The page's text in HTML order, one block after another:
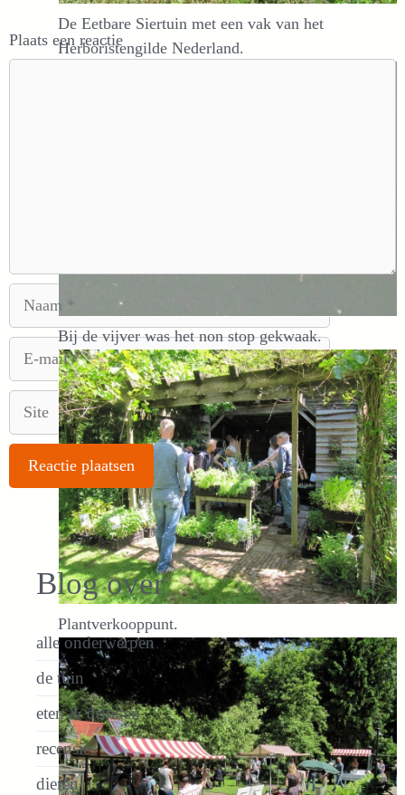
De Eetbare Siertuin met een vak van het
Herboristengilde Nederland.
Bij de vijver was het non stop gekwaak.
Plantverkooppunt.
Plaats een reactie
Blog over
alle onderwerpen
de tuin
eten & drinken
recensies
dieren